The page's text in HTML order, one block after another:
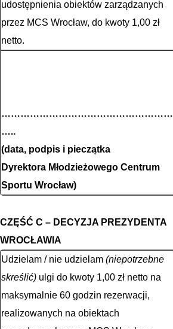
udostępnienia obiektów zarządzanych
przez MCS Wrocław, do kwoty 1,00 zł
netto.
………………………………………………
…..
(data, podpis i pieczątka
Dyrektora Młodzieżowego Centrum
Sportu Wrocław)
CZĘŚĆ C – DECYZJA PREZYDENTA
WROCŁAWIA
Udzielam / nie udzielam(niepotrzebne
skreślić) ulgi do kwoty 1,00 zł netto na
maksymalnie 60 godzin rezerwacji,
realizowanych na obiektach